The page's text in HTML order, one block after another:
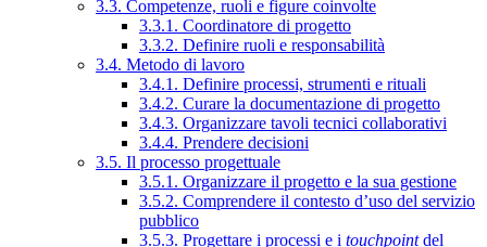
3.3. Competenze, ruoli e figure coinvolte
3.3.1. Coordinatore di progetto
3.3.2. Definire ruoli e responsabilità
3.4. Metodo di lavoro
3.4.1. Definire processi, strumenti e rituali
3.4.2. Curare la documentazione di progetto
3.4.3. Organizzare tavoli tecnici collaborativi
3.4.4. Prendere decisioni
3.5. Il processo progettuale
3.5.1. Organizzare il progetto e la sua gestione
3.5.2. Comprendere il contesto d’uso del servizio
pubblico
3.5.3. Progettare i processi e i touchpointdel